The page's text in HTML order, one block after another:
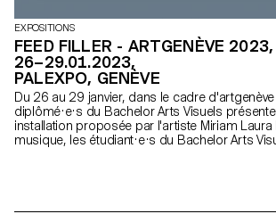
EXPOSITIONS
FEED FILLER - ARTGENÈVE 2023,
26–29.01.2023,
PALEXPO, GENÈVE
Du 26 au 29 janvier, dans le cadre
diplômé·e·s du Bachelor Arts Visuels
installation proposée par l'artiste Miriam Laura
musique, les étudiant·e·s du Bachelor Arts